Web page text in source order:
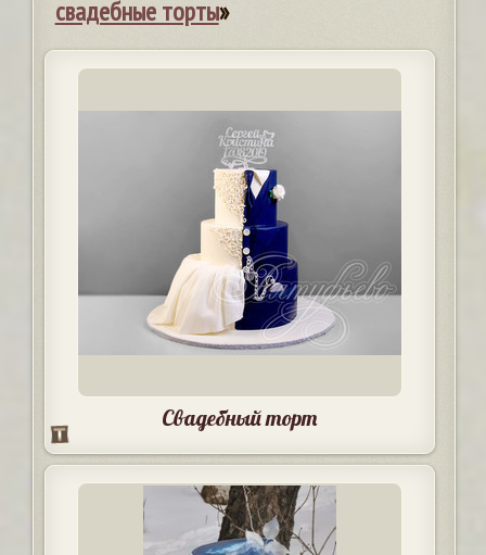
свадебные торты»
Свадебный торт